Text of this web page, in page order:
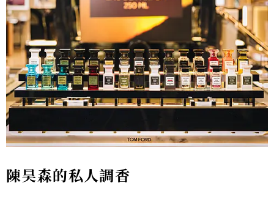
陳昊森的私人調香